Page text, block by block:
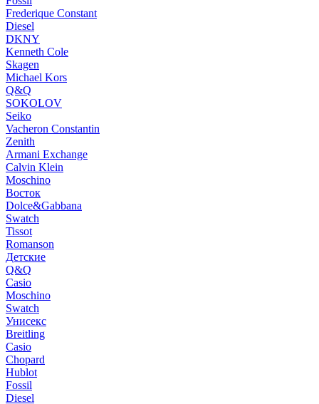
Frederique Constant
Diesel
DKNY
Kenneth Cole
Skagen
Michael Kors
Q&Q
SOKOLOV
Seiko
Vacheron Constantin
Zenith
Armani Exchange
Calvin Klein
Moschino
Восток
Dolce&Gabbana
Swatch
Tissot
Romanson
Детские
Q&Q
Casio
Moschino
Swatch
Унисекс
Breitling
Casio
Chopard
Hublot
Fossil
Diesel